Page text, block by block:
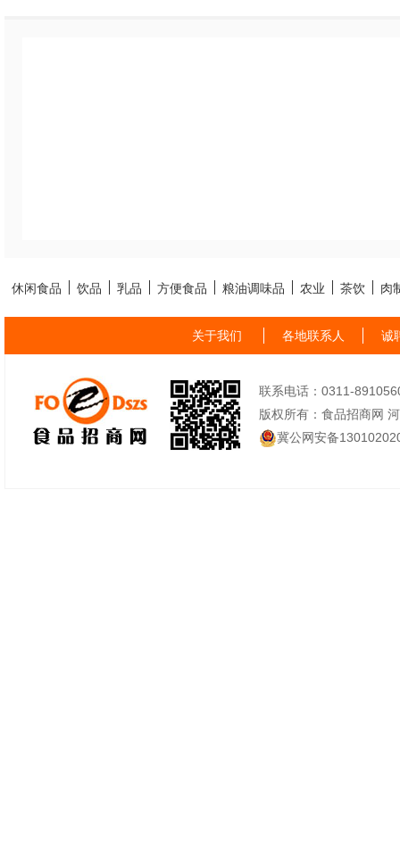
休闲食品 饮品 乳品 方便食品 粮油调味品 农业 茶饮 肉
关于我们 各地联系人 诚
联系电话：0311-
版权所有：食品招商网
冀公网安备